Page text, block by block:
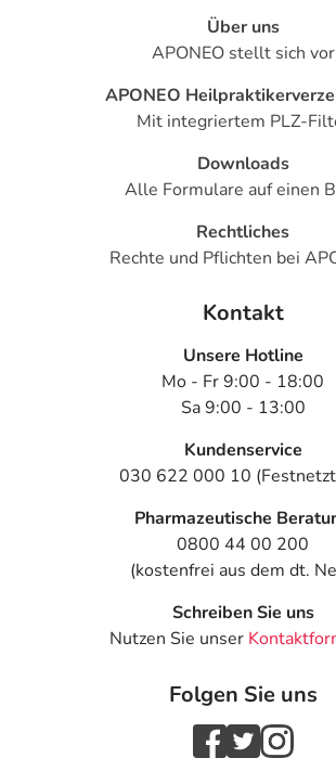
Über uns
APONEO stellt sich vor
APONEO
Mit integriertem PLZ-
Downloads
Alle Formulare auf einen
Rechtliches
Rechte und Pflichten bei
Kontakt
Unsere Hotline
Mo - Fr 9:00 - 18:00
Sa 9:00 - 13:00
Kundenservice
030 622 000 10
Pharmazeutische
0800 44 00 200
(kostenfrei aus dem dt.
Schreiben Sie uns
Nutzen Sie unser
Folgen Sie uns